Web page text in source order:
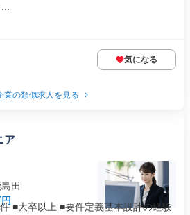
気になる
業の類似求人を見る
ア
田
■大卒以上 ■要件定義基本設計の経験